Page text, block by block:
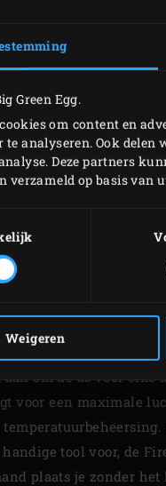
Green Egg.
om content en
te analyseren. Ook
Deze partners
verzameld op basis van
Weigeren
van Big Green
om de as voor elke
voor een maximale
tool voor, de
plaats je zonder het